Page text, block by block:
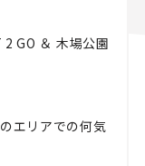
2 GO ＆ 木場公園
エリアでの何気